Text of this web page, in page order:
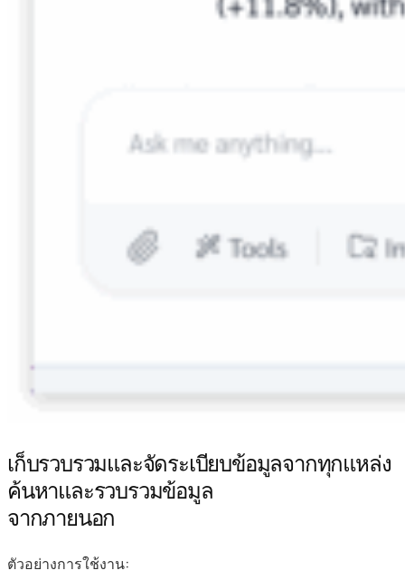
เก็บรวบรวมและจัดระเบียบข้อมูลจากทุกแหล่ง
ค้นหาและรวบรวมข้อมูล
จากภายนอก
ตัวอย่างการใช้งาน: